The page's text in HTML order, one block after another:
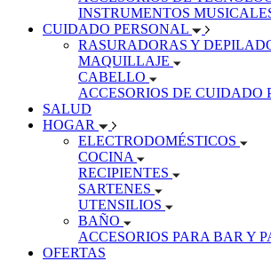
INSTRUMENTOS
CUIDADO PERSONAL
RASURADORAS Y
MAQUILLAJE
CABELLO
ACCESORIOS DE CUIDADO
SALUD
HOGAR
ELECTRODOMÉSTICOS
COCINA
RECIPIENTES
SARTENES
UTENSILIOS
BAÑO
ACCESORIOS PARA BAR Y
OFERTAS